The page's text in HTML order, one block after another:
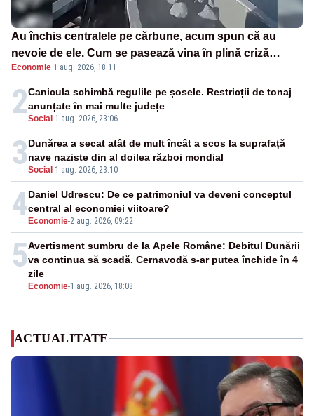
Au închis centralele pe cărbune, acum spun că au
nevoie de ele. Cum se pasează vina în plină criză
energetică
Economie·1 aug. 2026, 18:11
2Social -1 aug. 2026, 23:06
Canicula schimbă regulile pe șosele. Restricții de tonaj
anunțate în mai multe județe
3Social -1 aug. 2026, 23:10
Dunărea a secat atât de mult încât a scos la suprafață
nave naziste din al doilea război mondial
4 Economie-2 aug. 2026, 09:22
Daniel Udrescu: De ce patrimoniul va deveni conceptul
central al economiei viitoare?
5
Economie-1 aug. 2026, 18:08
Avertisment sumbru de la Apele Române: Debitul Dunării
va continua să scadă. Cernavodă s-ar putea închide în 4
zile
ACTUALITATE